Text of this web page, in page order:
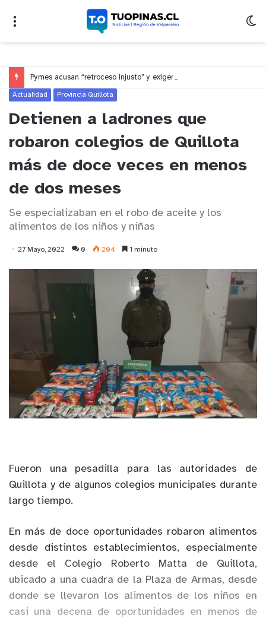
Actualidad Provincia Quillota
Detienen a ladrones que
robaron colegios de Quillota
más de doce veces en menos
de dos meses
Se especializaban en el robo de aceite y los
alimentos de los niños y niñas
27 Mayo, 2022 0 204 1 minuto
Fueron una pesadilla para las autoridades de
Quillota y de algunos colegios municipales durante
largo tiempo.
En más de doce oportunidades robaron alimentos
desde distintos establecimientos, especialmente
desde el Colegio Roberto Matta de Quillota,
ubicado a una cuadra de la Plaza de Armas, desde
donde se llevaron los alimentos de los niños en
casi una decena de oportunidades en menos de